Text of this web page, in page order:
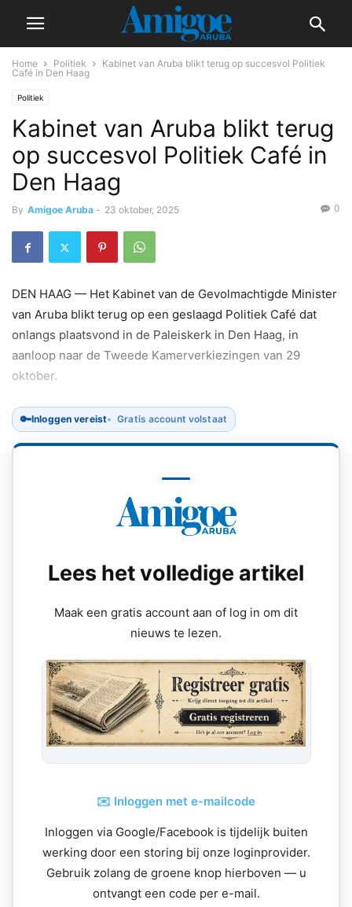
Home Politiek
Kabinet van Aruba blikt terug op succesvol Politiek
Café in Den Haag
Politiek
Kabinet van Aruba blikt terug
op succesvol Politiek Café in
Den Haag
By Amigoe Aruba - 23 oktober, 2025 0
DEN HAAG — Het Kabinet van de Gevolmachtigde Minister
van Aruba blikt terug op een geslaagd Politiek Café dat
onlangs plaatsvond in de Paleiskerk in Den Haag, in
aanloop naar de Tweede Kamerverkiezingen van 29
oktober.
🔑Inloggen vereist Gratis account volstaat
Lees het volledige artikel
Maak een gratis account aan of log in om dit
nieuws te lezen.
✉️ Inloggen met e-mailcode
Inloggen via Google/Facebook is tijdelijk buiten
werking door een storing bij onze loginprovider.
Gebruik zolang de groene knop hierboven — u
ontvangt een code per e-mail.